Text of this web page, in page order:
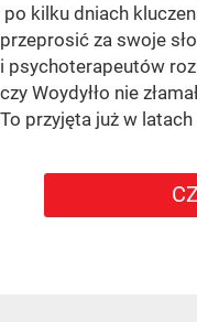
po kilku dniach
przeprosić za swoje
i psychoterapeutów
czy Woydyłło nie
To przyjęta już w latach